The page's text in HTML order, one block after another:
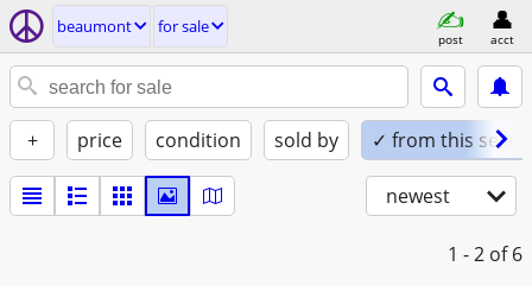
beaumont for sale
post acct
+ price condition sold by ✓ from this seller
newest
1 - 2 of 6